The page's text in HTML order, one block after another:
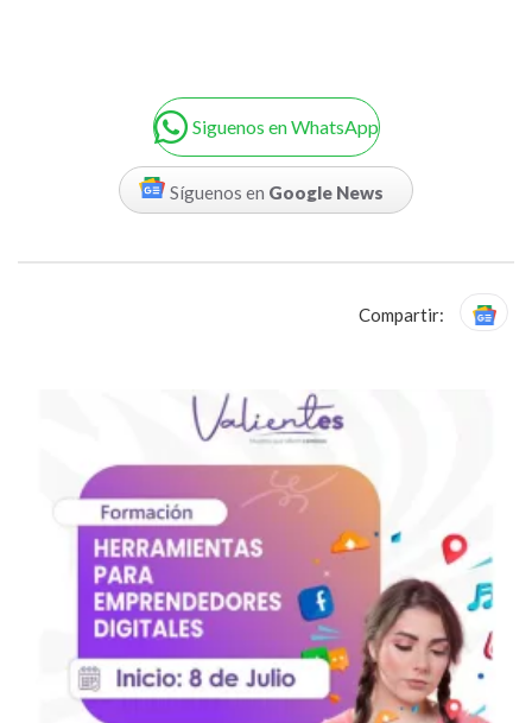
Siguenos en WhatsApp
Síguenos en Google News
Compartir: